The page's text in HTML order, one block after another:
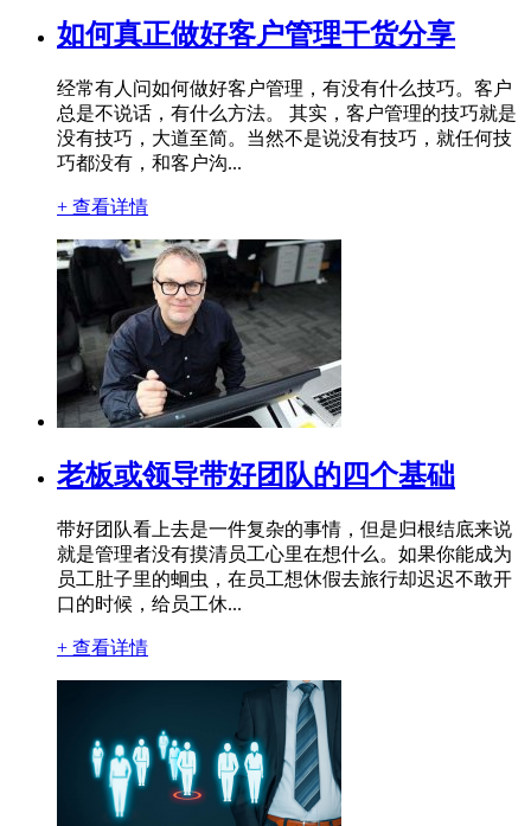
如何真正做好客户管理干货分享
经常有人问如何做好客户管理，有没有什么技巧。客户
总是不说话，有什么方法。 其实，客户管理的技巧就是
没有技巧，大道至简。当然不是说没有技巧，就任何技
巧都没有，和客户沟...
+ 查看详情
老板或领导带好团队的四个基础
带好团队看上去是一件复杂的事情，但是归根结底来说
就是管理者没有摸清员工心里在想什么。如果你能成为
员工肚子里的蛔虫，在员工想休假去旅行却迟迟不敢开
口的时候，给员工休...
+ 查看详情